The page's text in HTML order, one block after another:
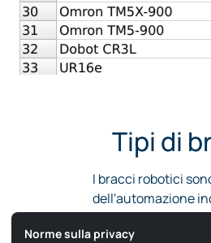
Tipi di
I bracci robotici
dell'automazione
robotici sono
nell'assemblaggio
Norme sulla privacy